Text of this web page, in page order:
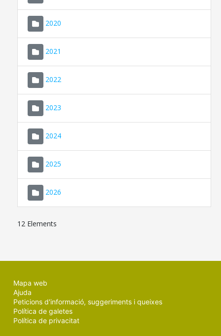
2020
2021
2022
2023
2024
2025
2026
12 Elements
Mapa web
Ajuda
Peticions d'informació, suggeriments i queixes
Política de galetes
Política de privacitat